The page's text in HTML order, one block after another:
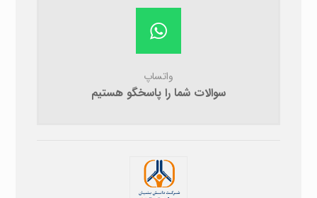
واتساپ
سوالات شما را پاسخگو هستیم